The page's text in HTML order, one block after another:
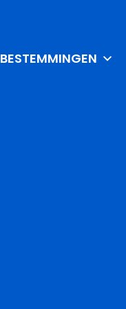
BESTEMMINGEN